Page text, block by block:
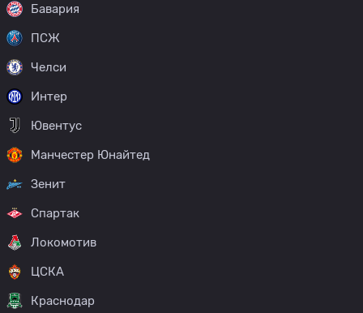
Бавария
ПСЖ
Челси
Интер
Ювентус
Манчестер Юнайтед
Зенит
Спартак
Локомотив
ЦСКА
Краснодар